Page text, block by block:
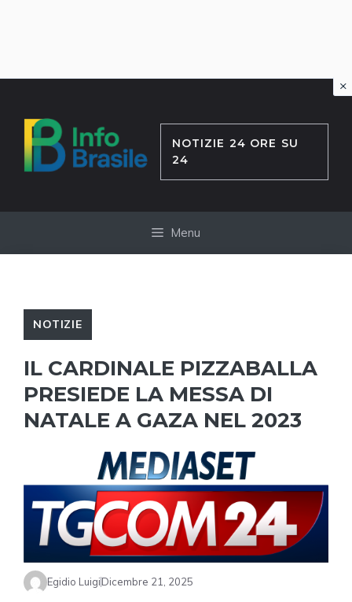
contenuto
NOTIZIE 24 ORE SU
24
Menu
NOTIZIE
IL CARDINALE PIZZABALLA
PRESIEDE LA MESSA DI
NATALE A GAZA NEL 2023
Egidio LuigiDicembre 21, 2025
×